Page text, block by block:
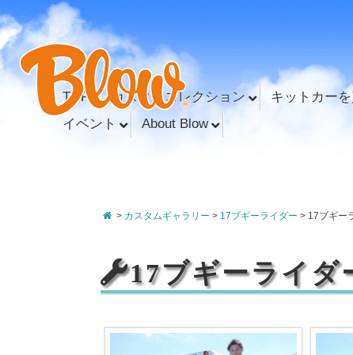
TOP カスタムコレクション キットカー
イベント
About Blow
> カスタムギャラリー > 17ブギーライダー > 17ブギー
17ブギーライダ